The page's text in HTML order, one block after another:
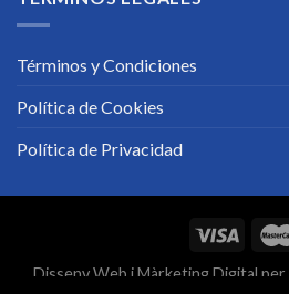
Términos y Condiciones
Política de Cookies
Política de Privacidad
Disseny Web iMàrketing Digital per